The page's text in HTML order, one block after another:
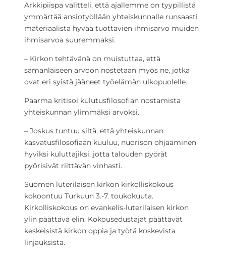
Arkkipiispa valitteli, että ajallemme on tyypillistä
ymmärtää ansiotyöllään yhteiskunnalle runsaasti
materiaalista hyvää tuottavien ihmisarvo muiden
ihmisarvoa suuremmaksi.
– Kirkon tehtävänä on muistuttaa, että
samanlaiseen arvoon nostetaan myös ne, jotka
ovat eri syistä jääneet työelämän ulkopuolelle.
Paarma kritisoi kulutusfilosofian nostamista
yhteiskunnan ylimmäksi arvoksi.
– Joskus tuntuu siltä, että yhteiskunnan
kasvatusfilosofiaan kuuluu, nuorison ohjaaminen
hyviksi kuluttajiksi, jotta talouden pyörät
pyörisivät riittävän vinhasti.
Suomen luterilaisen kirkon kirkolliskokous
kokoontuu Turkuun 3.-7. toukokuuta.
Kirkolliskokous on evankelis-luterilaisen kirkon
ylin päättävä elin. Kokousedustajat päättävät
keskeisistä kirkon oppia ja työtä koskevista
linjauksista.